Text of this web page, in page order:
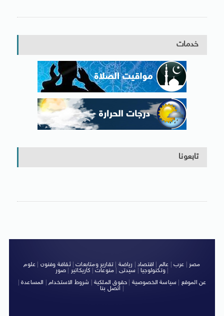
خدمات
تابعونا
مصر عرب عالم اقتصاد رياضة |تقارير ومتابعات|ثقافة وفنون
علوم
وتكنولوجيا| سيدتى منوعات كاريكاتير صور
|
عن الموقع
سياسة الخصوصية حقوق الملكية شروط الاستخدام| المساعدة|
اتصل بنا